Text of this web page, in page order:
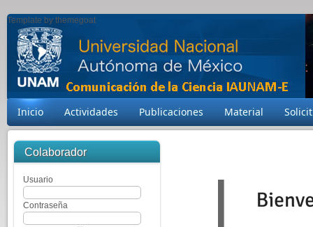
Template by themegoat
Inicio Actividades Publicaciones Material
Colaborador
Usuario
Contraseña